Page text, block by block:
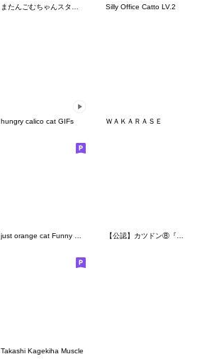
Silly Office Catto LV.2
hungry calico cat GIFs ＷＡＫＡＲＡＳＥ
just orange cat Funny & Reactions memes 【公認】カツドン⑧『躁・ポジティブ編』
Takashi Kagekiha Muscle